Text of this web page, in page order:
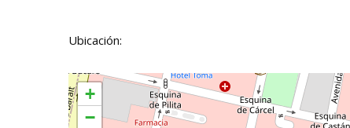
Ubicación:
+
−